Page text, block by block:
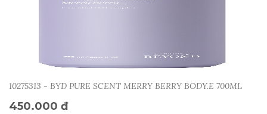
10275313 - BYD PURE SCENT MERRY BERRY BODY.E 700ML
450.000 đ